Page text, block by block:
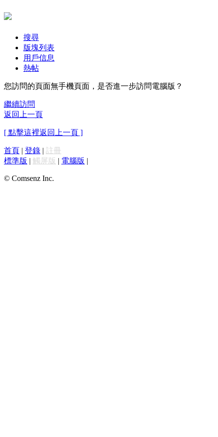
搜尋
版塊列表
用戶信息
熱帖
您訪問的頁面無手機頁面，是否進一步訪問電腦版？
繼續訪問
返回上一頁
[ 點擊這裡返回上一頁 ]
首頁 | 登錄 | 註冊
標準版 | 觸屏版 | 電腦版 |
© Comsenz Inc.